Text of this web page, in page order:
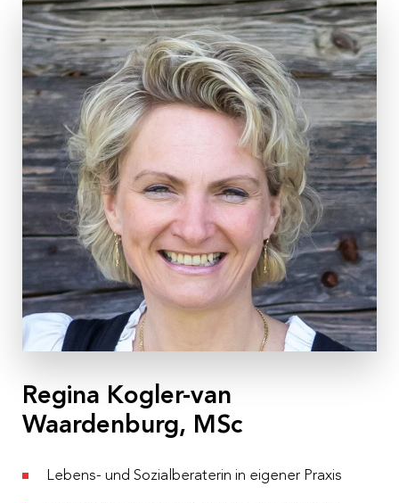
Regina Kogler-van
Waardenburg, MSc
Lebens- und Sozialberaterin in eigener Praxis